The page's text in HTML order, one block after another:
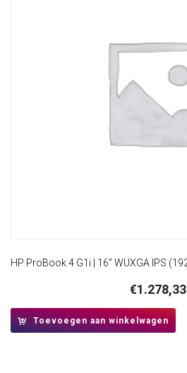
€1.278,33
Toevoegen aan winkelwagen